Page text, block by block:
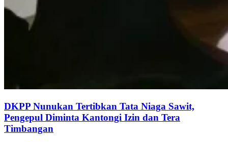
DKPP Nunukan Tertibkan Tata Niaga Sawit,
Pengepul Diminta Kantongi Izin dan Tera
Timbangan